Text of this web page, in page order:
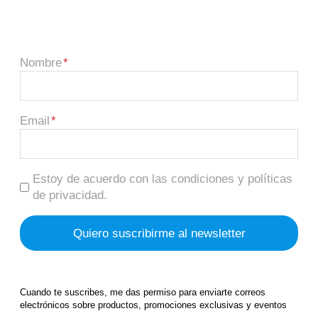
Nombre
Email
Estoy de acuerdo con las condiciones y políticas
de privacidad.
Cuando te suscribes, me das permiso para enviarte correos
electrónicos sobre productos, promociones exclusivas y eventos